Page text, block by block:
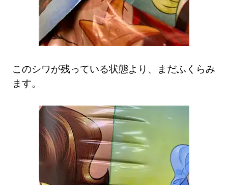
このシワが残っている状態より、まだふくらみ
ます。